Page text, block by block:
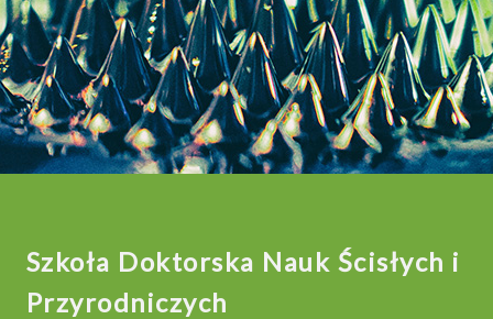
Szkoła Doktorska Nauk Ścisłych i
Przyrodniczych